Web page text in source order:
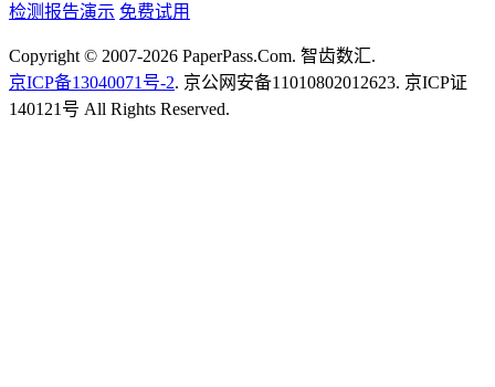
检测报告演示 免费试用
Copyright © 2007-2026 PaperPass.Com. 智齿数汇.
京ICP备13040071号-2. 京公网安备11010802012623. 京ICP证
140121号 All Rights Reserved.